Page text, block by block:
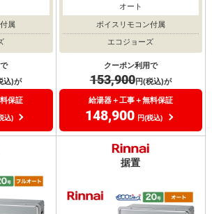
属
込)が
保証
込)
オート
ボイスリモコン付属
エコジョーズ
クーポン利用で
153,900円(税込)が
給湯器＋工事＋無料保証
148,900 円(税込)
据置